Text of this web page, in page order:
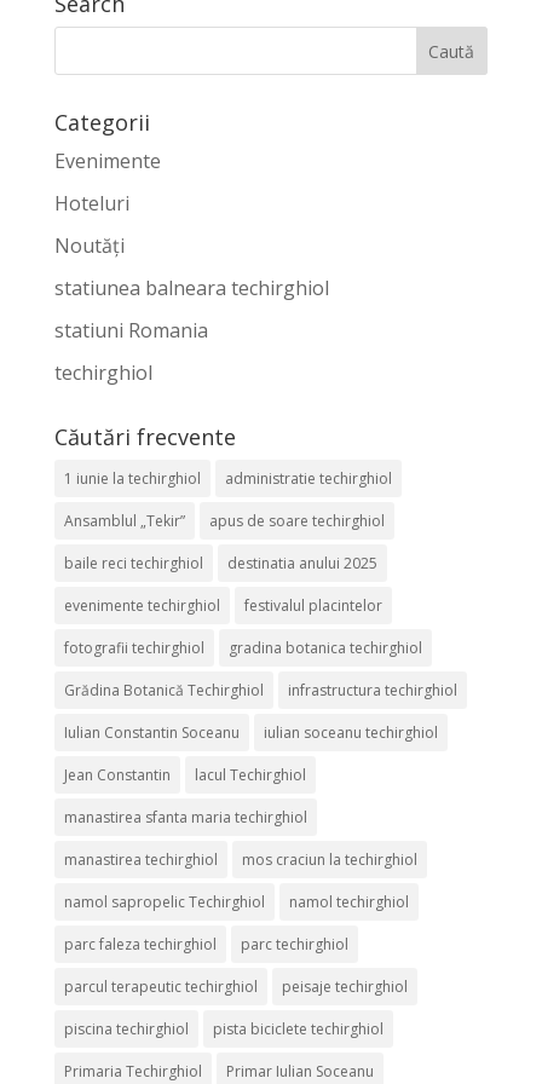
Categorii
Evenimente
Hoteluri
Noutăți
statiunea balneara techirghiol
statiuni Romania
techirghiol
Căutări frecvente
1 iunie la techirghiol administratie techirghiol
Ansamblul „Tekir” apus de soare techirghiol
baile reci techirghiol destinatia anului 2025
evenimente techirghiol festivalul placintelor
fotografii techirghiol gradina botanica techirghiol
Grădina Botanică Techirghiol infrastructura techirghiol
Iulian Constantin Soceanu iulian soceanu techirghiol
Jean Constantin lacul Techirghiol
manastirea sfanta maria techirghiol
manastirea techirghiol mos craciun la techirghiol
namol sapropelic Techirghiol namol techirghiol
parc faleza techirghiol parc techirghiol
parcul terapeutic techirghiol peisaje techirghiol
piscina techirghiol pista biciclete techirghiol
Primaria Techirghiol Primar Iulian Soceanu